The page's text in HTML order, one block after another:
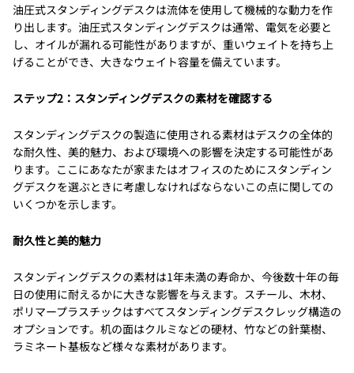
油圧式スタンディングデスクは流体を使用して機械的な動力を作
り出します。油圧式スタンディングデスクは通常、電気を必要と
し、オイルが漏れる可能性がありますが、重いウェイトを持ち上
げることができ、大きなウェイト容量を備えています。
ステップ2：スタンディングデスクの素材を確認する
スタンディングデスクの製造に使用される素材はデスクの全体的
な耐久性、美的魅力、および環境への影響を決定する可能性があ
ります。ここにあなたが家またはオフィスのためにスタンディン
グデスクを選ぶときに考慮しなければならないこの点に関しての
いくつかを示します。
耐久性と美的魅力
スタンディングデスクの素材は1年未満の寿命か、今後数十年の毎
日の使用に耐えるかに大きな影響を与えます。スチール、木材、
ポリマープラスチックはすべてスタンディングデスクレッグ構造の
オプションです。机の面はクルミなどの硬材、竹などの針葉樹、
ラミネート基板など様々な素材があります。